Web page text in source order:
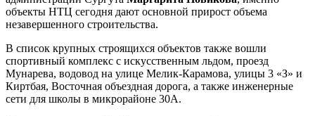
объекты НТЦ сегодня дают основной прирост объема
незавершенного строительства.
В список крупных строящихся объектов также вошли
спортивный комплекс с искусственным льдом, проезд
Мунарева, водовод на улице Мелик-Карамова, улицы 3 «З» и
Киртбая, Восточная объездная дорога, а также инженерные
сети для школы в микрорайоне 30А.